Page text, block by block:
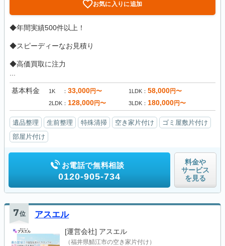
お気に入りに追加
◆年間実績500件以上！
◆スピーディーなお見積り
◆高価買取に注力
基本料金 1K 33,000円〜 1LDK 58,000円〜
2LDK 128,000円〜 3LDK 180,000円〜
遺品整理 生前整理 特殊清掃 空き家片付け
ゴミ屋敷片付け
部屋片付け
お電話で無料相談
0120-905-734
料金や
サービス
を見る
7位 アスエル
[運営会社] アスエル
（福井県鯖江市の空き家片付け）